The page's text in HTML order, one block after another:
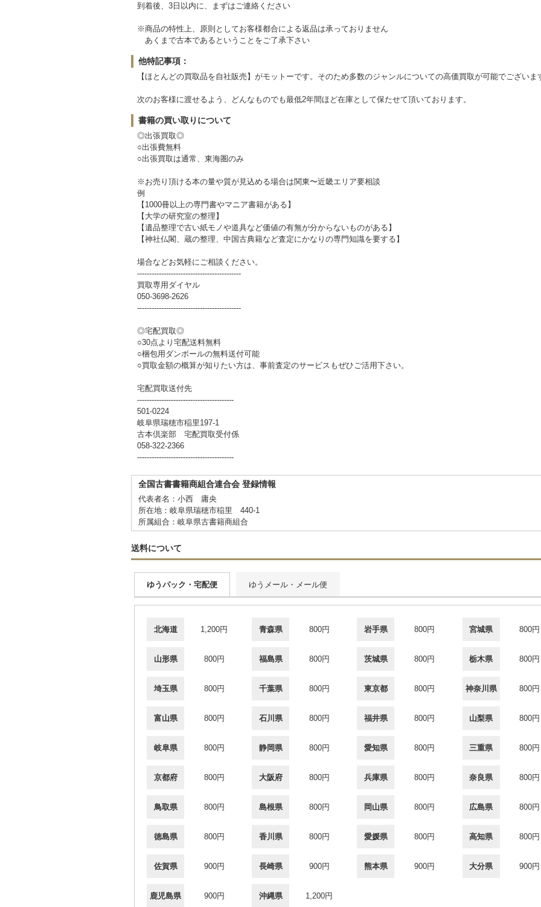
到着後、3日以内に、まずはご連絡ください
※商品の特性上、原則としてお客様都合による返品は承っておりません
あくまで古本であるということをご了承下さい
他特記事項：
【ほとんどの買取品を自社販売】がモットーです。そのため多数のジャンルについての高価買取が可能でございま
次のお客様に渡せるよう、どんなものでも最低2年間ほど在庫として保たせて頂いております。
書籍の買い取りについて
◎出張買取◎
○出張費無料
○出張買取は通常、東海圏のみ
※お売り頂ける本の量や質が見込める場合は関東〜近畿エリア要相談
例
【1000冊以上の専門書やマニア書籍がある】
【大学の研究室の整理】
【遺品整理で古い紙モノや道具など価値の有無が分からないものがある】
【神社仏閣、蔵の整理、中国古典籍など査定にかなりの専門知識を要する】
場合などお気軽にご相談ください。
-------------------------------------------
買取専用ダイヤル
050-3698-2626
-------------------------------------------
◎宅配買取◎
○30点より宅配送料無料
○梱包用ダンボールの無料送付可能
○買取金額の概算が知りたい方は、事前査定のサービスもぜひご活用下さい。
宅配買取送付先
----------------------------------------
501-0224
岐阜県瑞穂市稲里197-1
古本倶楽部 宅配買取受付係
058-322-2366
----------------------------------------
全国古書書籍商組合連合会 登録情報
代表者名：小西 庸央
所在地：岐阜県瑞穂市稲里 440-1
所属組合：岐阜県古書籍商組合
送料について
ゆうパック・宅配便 ゆうメール・メール便
北海道 1,200円 青森県 800円 岩手県 800円 宮城県 800円
山形県 800円 福島県 800円 茨城県 800円 栃木県 800円
埼玉県 800円 千葉県 800円 東京都 800円 神奈川県 800円
富山県 800円 石川県 800円 福井県 800円 山梨県 800円
岐阜県 800円 静岡県 800円 愛知県 800円 三重県 800円
京都府 800円 大阪府 800円 兵庫県 800円 奈良県 800円
鳥取県 800円 島根県 800円 岡山県 800円 広島県 800円
徳島県 800円 香川県 800円 愛媛県 800円 高知県 800円
佐賀県 900円 長崎県 900円 熊本県 900円 大分県 900円
鹿児島県 900円 沖縄県 1,200円